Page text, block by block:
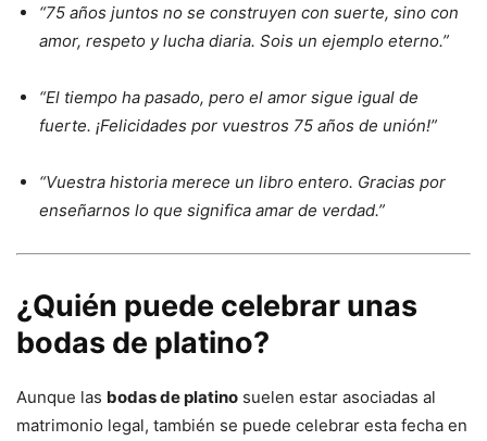
“75 años juntos no se construyen con suerte, sino con
amor, respeto y lucha diaria. Sois un ejemplo eterno.”
“El tiempo ha pasado, pero el amor sigue igual de
fuerte. ¡Felicidades por vuestros 75 años de unión!”
“Vuestra historia merece un libro entero. Gracias por
enseñarnos lo que significa amar de verdad.”
¿Quién puede celebrar unas
bodas de platino?
Aunque las bodas de platino suelen estar asociadas al
matrimonio legal, también se puede celebrar esta fecha en